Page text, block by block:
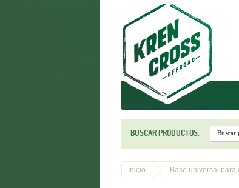
BUSCAR PRODUCTOS:
Inicio Base universal para